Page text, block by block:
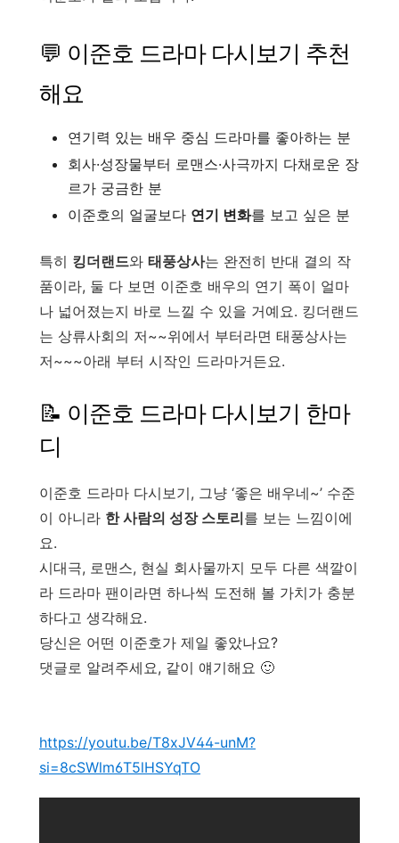
💬 이준호 드라마 다시보기 추천
해요
연기력 있는 배우 중심 드라마를 좋아하는 분
회사·성장물부터 로맨스·사극까지 다채로운 장
르가 궁금한 분
이준호의 얼굴보다 연기 변화를 보고 싶은 분
특히 킹더랜드와 태풍상사는 완전히 반대 결의 작
품이라, 둘 다 보면 이준호 배우의 연기 폭이 얼마
나 넓어졌는지 바로 느낄 수 있을 거예요. 킹더랜드
는 상류사회의 저~~위에서 부터라면 태풍상사는
저~~~아래 부터 시작인 드라마거든요.
📝 이준호 드라마 다시보기 한마
디
이준호 드라마 다시보기, 그냥 ‘좋은 배우네~’ 수준
이 아니라 한 사람의 성장 스토리를 보는 느낌이에
요.
시대극, 로맨스, 현실 회사물까지 모두 다른 색깔이
라 드라마 팬이라면 하나씩 도전해 볼 가치가 충분
하다고 생각해요.
당신은 어떤 이준호가 제일 좋았나요?
댓글로 알려주세요, 같이 얘기해요 🙂
https://youtu.be/T8xJV44-unM?
si=8cSWlm6T5lHSYqTO